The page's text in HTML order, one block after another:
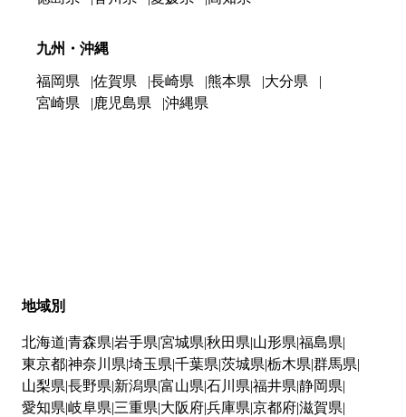
九州・沖縄
福岡県 佐賀県 長崎県 熊本県
大分県
宮崎県
鹿児島県 沖縄県
地域別
北海道 青森県 岩手県 宮城県 秋田県 山形県 福島県
東京都神奈川県 埼玉県 千葉県 茨城県 栃木県 群馬県
山梨県 長野県 新潟県 富山県 石川県 福井県 静岡県
愛知県 岐阜県 三重県 大阪府兵庫県 京都府滋賀県